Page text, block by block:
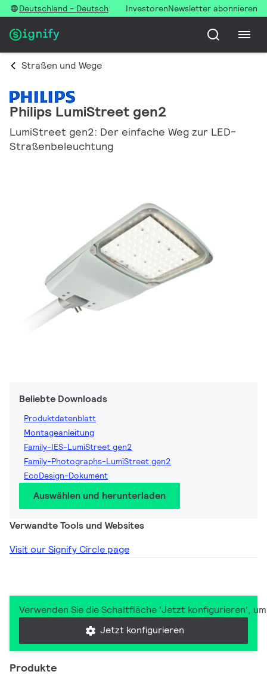
Deutschland - Deutsch InvestorenNewsletter abonnieren
Straßen und Wege
Philips LumiStreet gen2
LumiStreet gen2: Der einfache Weg zur LED-
Straßenbeleuchtung
Beliebte Downloads
Produktdatenblatt
Montageanleitung
Family-IES-LumiStreet gen2
Family-Photographs-LumiStreet gen2
EcoDesign-Dokument
Auswählen und herunterladen
Verwandte Tools und Websites
Visit our Signify Circle page
Verwenden Sie die Schaltfläche 'Jetzt konfigurieren',
Jetzt konfigurieren
Produkte